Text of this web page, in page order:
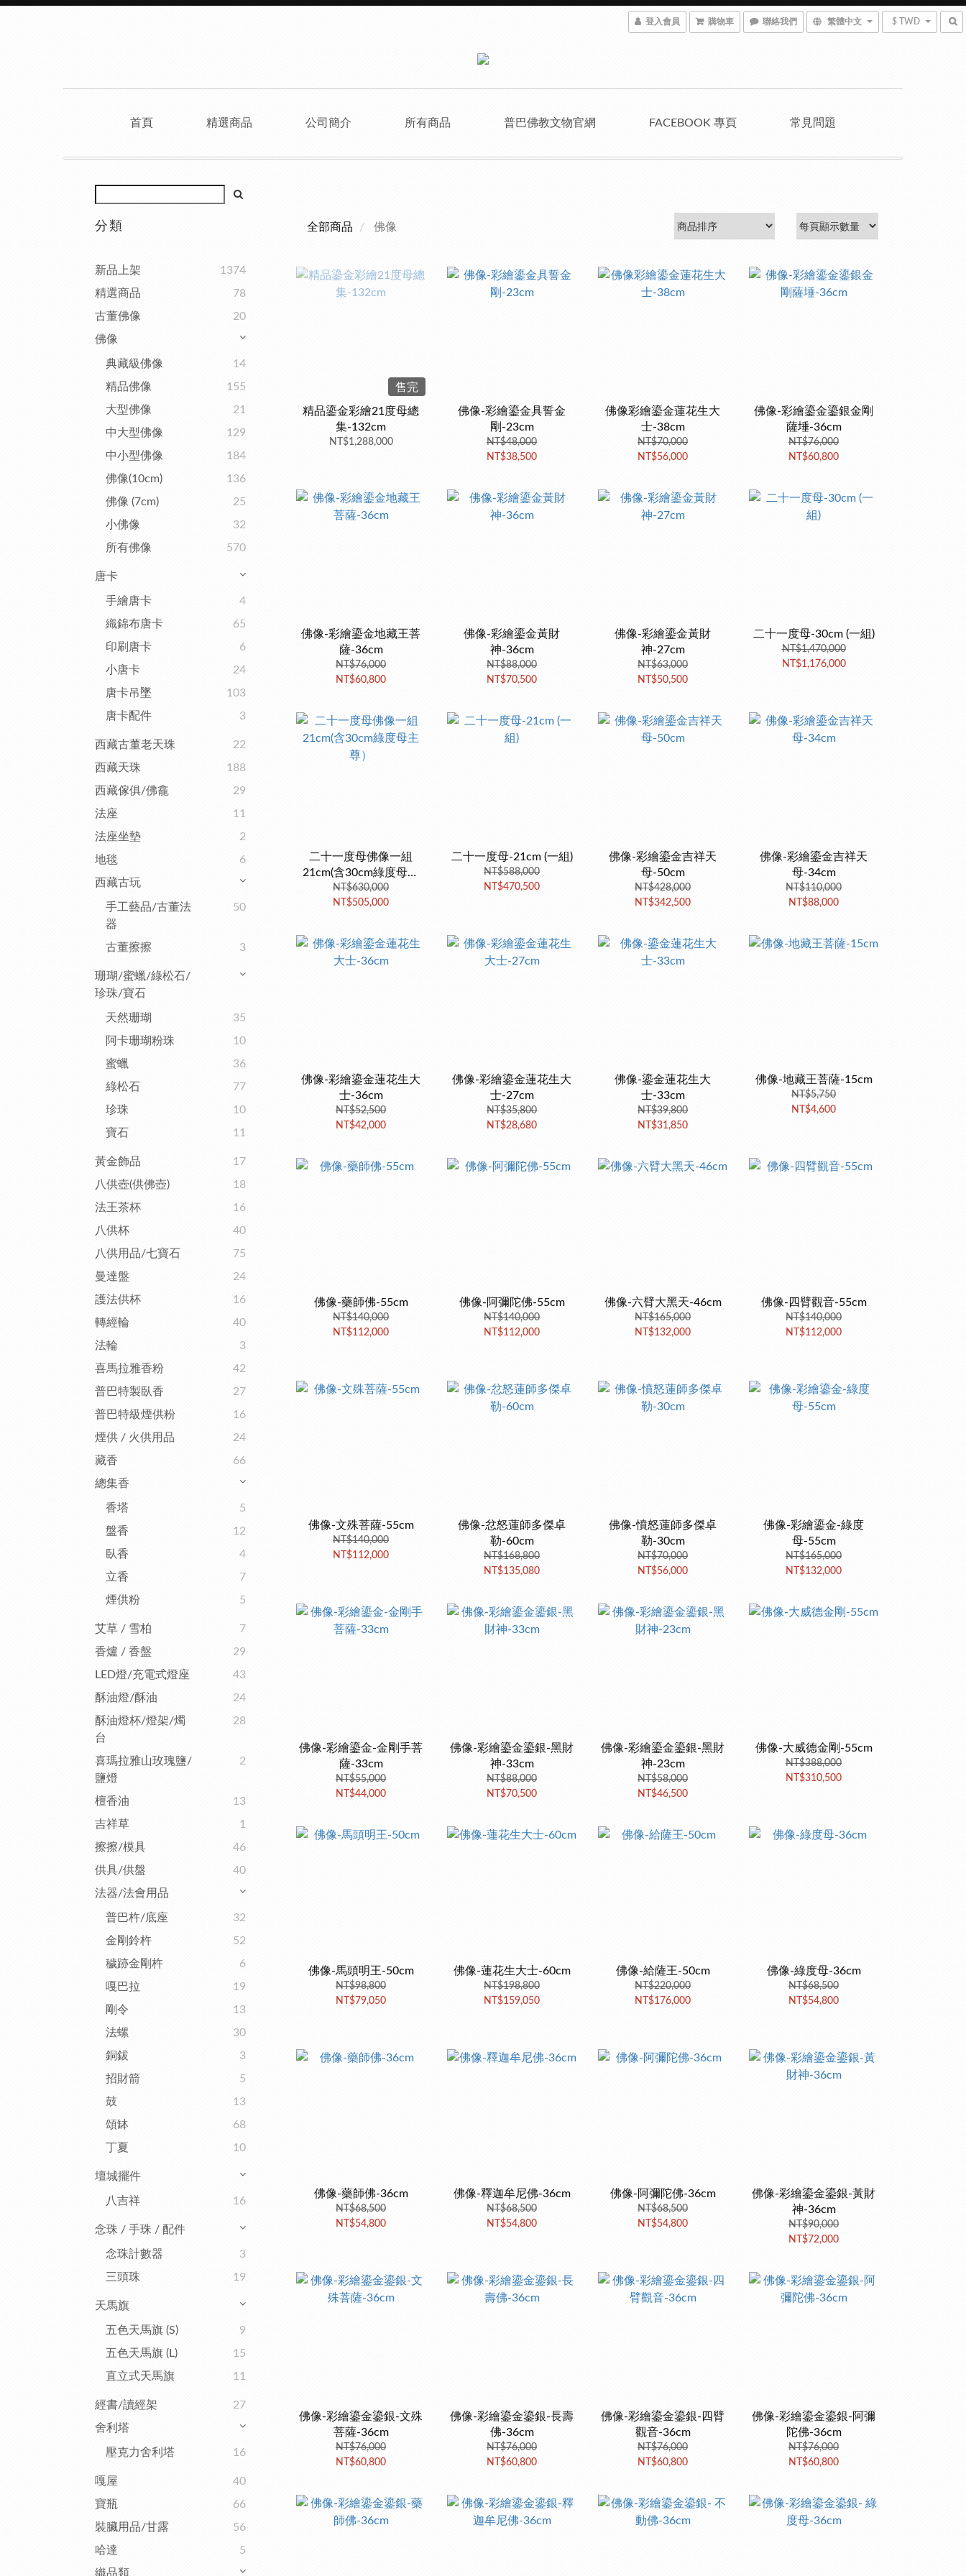
登入會員 購物車 聯絡我們 繁體中文 $ TWD
首頁 精選商品 公司簡介 所有商品 普巴佛教文物官網 FACEBOOK 專頁 常見問題
分類
新品上架
1374
精選商品
78
古董佛像
20
佛像
典藏級佛像
14
精品佛像
155
大型佛像
21
中大型佛像
129
中小型佛像
184
佛像(10cm)
136
佛像 (7cm)
25
小佛像
32
所有佛像
570
唐卡
手繪唐卡
4
織錦布唐卡
65
印刷唐卡
6
小唐卡
24
唐卡吊墜
103
唐卡配件
3
西藏古董老天珠
22
西藏天珠
188
西藏傢俱/佛龕
29
法座
11
法座坐墊
2
地毯
6
西藏古玩
手工藝品/古董法
器
50
古董擦擦 3
珊瑚/蜜蠟/綠松石/
珍珠/寶石
天然珊瑚
35
阿卡珊瑚粉珠
10
蜜蠟
36
綠松石
77
珍珠
10
寶石
11
黃金飾品
17
八供壺(供佛壺)
18
法王茶杯
16
八供杯
40
八供用品/七寶石
75
曼達盤
24
護法供杯
16
轉經輪
40
法輪
3
喜馬拉雅香粉
42
普巴特製臥香
27
普巴特級煙供粉
16
煙供 / 火供用品
24
藏香
66
總集香
香塔
5
盤香
12
臥香
4
立香
7
煙供粉
5
艾草 / 雪柏
7
香爐 / 香盤
29
LED燈/充電式燈座
43
酥油燈/酥油
24
酥油燈杯/燈架/燭
台
28
喜瑪拉雅山玫瑰鹽/
鹽燈
2
檀香油
13
吉祥草
1
擦擦/模具
46
供具/供盤
40
法器/法會用品
普巴杵/底座
32
金剛鈴杵
52
穢跡金剛杵
6
嘎巴拉
19
剛令
13
法螺
30
銅鈸
3
招財箭
5
鼓
13
頌缽
68
丁夏
10
壇城擺件
八吉祥 16
念珠 / 手珠 / 配件
念珠計數器
3
三頭珠
19
天馬旗
五色天馬旗 (S)
9
五色天馬旗 (L)
15
直立式天馬旗
11
經書/讀經架
27
舍利塔
壓克力舍利塔 16
嘎屋
40
寶瓶
66
裝臟用品/甘露
56
哈達
5
織品類
全部商品 佛像
售完
精品鎏金彩繪21度母總
集-132cm
NT$1,288,000
佛像-彩繪鎏金具誓金
剛-23cm
NT$48,000
NT$38,500
佛像彩繪鎏金蓮花生大
士-38cm
NT$70,000
NT$56,000
佛像-彩繪鎏金鎏銀金剛
薩埵-36cm
NT$76,000
NT$60,800
佛像-彩繪鎏金地藏王菩
薩-36cm
NT$76,000
NT$60,800
佛像-彩繪鎏金黃財
神-36cm
NT$88,000
NT$70,500
佛像-彩繪鎏金黃財
神-27cm
NT$63,000
NT$50,500
二十一度母-30cm (一組)
NT$1,470,000
NT$1,176,000
二十一度母佛像一組
21cm(含30cm綠度母主
尊）
NT$630,000
NT$505,000
二十一度母-21cm (一組)
NT$588,000
NT$470,500
佛像-彩繪鎏金吉祥天
母-50cm
NT$428,000
NT$342,500
佛像-彩繪鎏金吉祥天
母-34cm
NT$110,000
NT$88,000
佛像-彩繪鎏金蓮花生大
士-36cm
NT$52,500
NT$42,000
佛像-彩繪鎏金蓮花生大
士-27cm
NT$35,800
NT$28,680
佛像-鎏金蓮花生大
士-33cm
NT$39,800
NT$31,850
佛像-地藏王菩薩-15cm
NT$5,750
NT$4,600
佛像-藥師佛-55cm
NT$140,000
NT$112,000
佛像-阿彌陀佛-55cm
NT$140,000
NT$112,000
佛像-六臂大黑天-46cm
NT$165,000
NT$132,000
佛像-四臂觀音-55cm
NT$140,000
NT$112,000
佛像-文殊菩薩-55cm
NT$140,000
NT$112,000
佛像-忿怒蓮師多傑卓
勒-60cm
NT$168,800
NT$135,080
佛像-憤怒蓮師多傑卓
勒-30cm
NT$70,000
NT$56,000
佛像-彩繪鎏金-綠度
母-55cm
NT$165,000
NT$132,000
佛像-彩繪鎏金-金剛手菩
薩-33cm
NT$55,000
NT$44,000
佛像-彩繪鎏金鎏銀-黑財
神-33cm
NT$88,000
NT$70,500
佛像-彩繪鎏金鎏銀-黑財
神-23cm
NT$58,000
NT$46,500
佛像-大威德金剛-55cm
NT$388,000
NT$310,500
佛像-馬頭明王-50cm
NT$98,800
NT$79,050
佛像-蓮花生大士-60cm
NT$198,800
NT$159,050
佛像-給薩王-50cm
NT$220,000
NT$176,000
佛像-綠度母-36cm
NT$68,500
NT$54,800
佛像-藥師佛-36cm
NT$68,500
NT$54,800
佛像-釋迦牟尼佛-36cm
NT$68,500
NT$54,800
佛像-阿彌陀佛-36cm
NT$68,500
NT$54,800
佛像-彩繪鎏金鎏銀-黃財
神-36cm
NT$90,000
NT$72,000
佛像-彩繪鎏金鎏銀-文殊
菩薩-36cm
NT$76,000
NT$60,800
佛像-彩繪鎏金鎏銀-長壽
佛-36cm
NT$76,000
NT$60,800
佛像-彩繪鎏金鎏銀-四臂
觀音-36cm
NT$76,000
NT$60,800
佛像-彩繪鎏金鎏銀-阿彌
陀佛-36cm
NT$76,000
NT$60,800